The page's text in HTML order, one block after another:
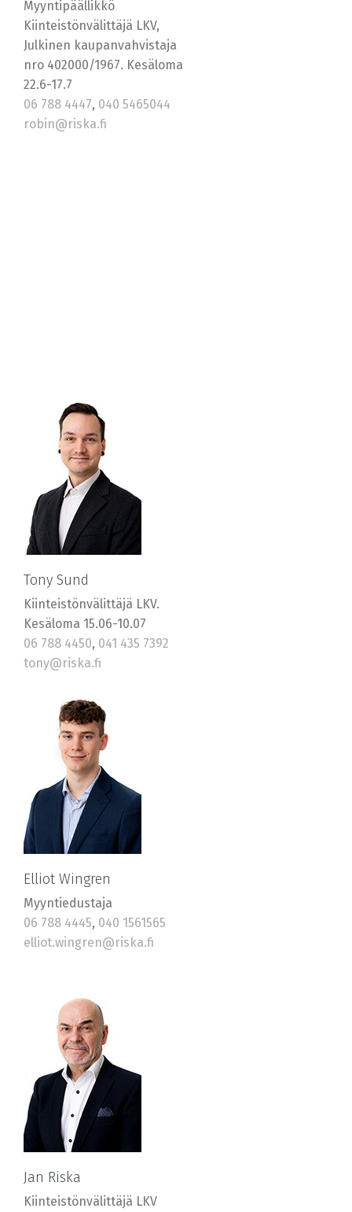
Myyntipäällikkö
Kiinteistönvälittäjä LKV,
Julkinen kaupanvahvistaja
nro 402000/1967. Kesäloma
22.6-17.7
06 788 4447, 040 5465044
robin@riska.fi
Tony Sund
Kiinteistönvälittäjä LKV.
Kesäloma 15.06-10.07
06 788 4450, 041 435 7392
tony@riska.fi
Elliot Wingren
Myyntiedustaja
06 788 4445, 040 1561565
elliot.wingren@riska.fi
Jan Riska
Kiinteistönvälittäjä LKV